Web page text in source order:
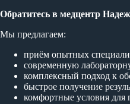
Обратитесь в медцентр
Мы предлагаем:
приём опытных
современную
комплексный подход к
быстрое получение
комфортные условия для